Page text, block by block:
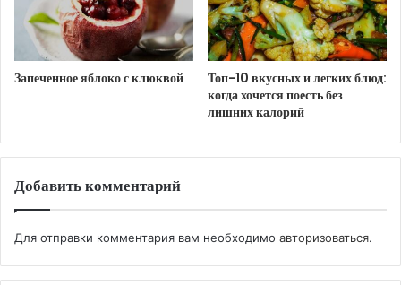
Улучшенное кровообращение помогает усилить
чувствительность и повысить уровень
возбуждения, создавая более яркие и насыщенные
ощущения.
и предотвращает резкие перепады энергии,
Не менее важным аспектом является влияние
Запеченное яблоко с клюквой
Топ-10 вкусных и легких блюд:
когда хочется поесть без
лишних калорий
Добавить комментарий
Для отправки комментария вам необходимо авторизоваться.